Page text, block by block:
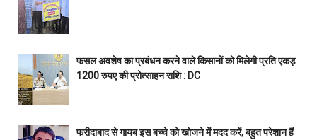
फसल अवशेष का प्रबंधन करने वाले किसानों को मिलेगी प्रति एकड़
1200 रुपए की प्रोत्साहन राशि : DC
फरीदाबाद से गायब इस बच्चे को खोजने में मदद करें, बहुत परेशान हैं